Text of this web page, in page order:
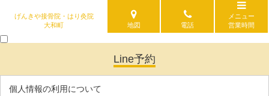
げんきや接骨院・はり灸院
大和町
地図 電話
メニュー
営業時間
Line予約
個人情報の利用について